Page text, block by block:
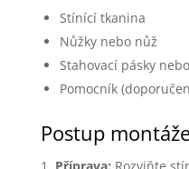
Stínící tkanina
Nůžky nebo nůž
Stahovací pásky
Pomocník
Postup